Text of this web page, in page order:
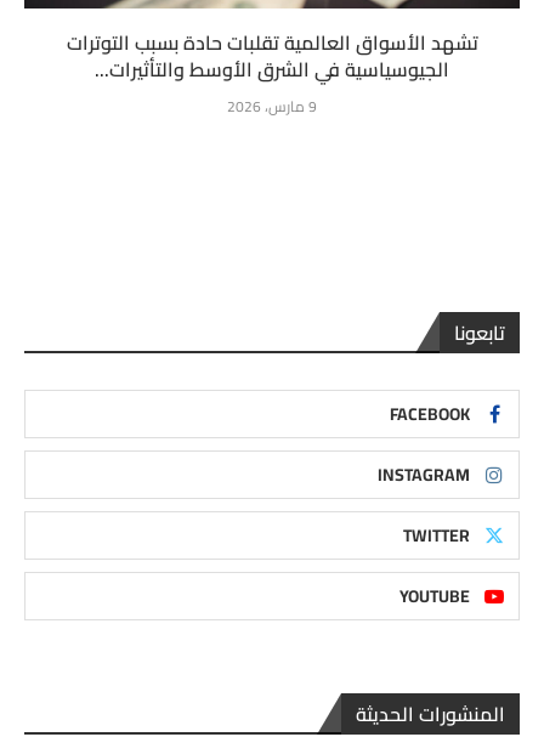
تشهد الأسواق العالمية تقلبات حادة بسبب التوترات
الجيوسياسية في الشرق الأوسط والتأثيرات...
9 مارس، 2026
تابعونا
FACEBOOK
INSTAGRAM
TWITTER
YOUTUBE
المنشورات الحديثة